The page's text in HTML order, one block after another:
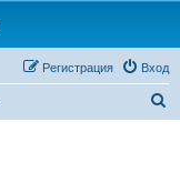
Вход
Регистрация